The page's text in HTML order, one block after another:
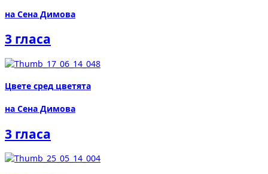
на Сена Димова
3 гласа
Цвете сред цветята
на Сена Димова
3 гласа